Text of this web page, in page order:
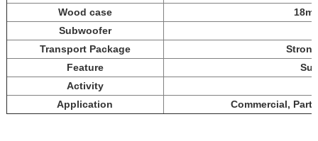
Wood case
Subwoofer
Transport Package
Feature
Activity
Application
Commercial,